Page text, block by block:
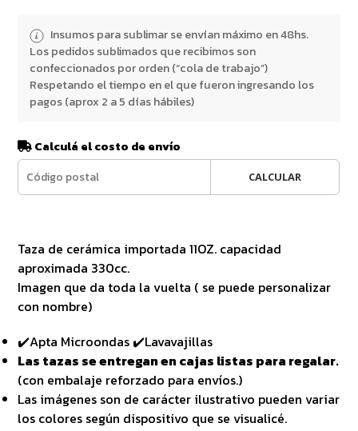
Insumos para sublimar se envían máximo en 48hs.
Los pedidos sublimados que recibimos son
confeccionados por orden (“cola de trabajo”)
Respetando el tiempo en el que fueron ingresando los
pagos (aprox 2 a 5 días hábiles)
Calculá el costo de envío
CALCULAR
Taza de cerámica importada 11OZ. capacidad
aproximada 330cc.
Imagen que da toda la vuelta ( se puede personalizar
con nombre)
✔️Apta Microondas ✔️Lavavajillas
Las tazas se entregan en cajas listas para regalar.
(con embalaje reforzado para envíos.)
Las imágenes son de carácter ilustrativo pueden variar
los colores según dispositivo que se visualicé.